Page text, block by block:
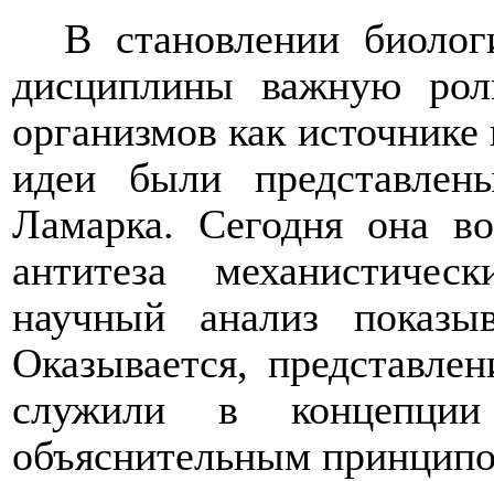
В становлении
дисциплины важную
организмов как
идеи были
Ламарка. Сегодня она
антитеза
научный анализ
Оказывается,
служили в
объяснительным